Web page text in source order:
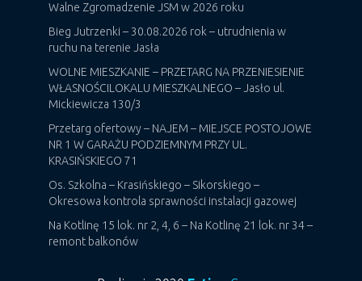
Walne Zgromadzenie JSM w 2026 roku
Bieg Jutrzenki – 30.08.2026 rok – utrudnienia w
ruchu na terenie Jasła
WOLNE MIESZKANIE – PRZETARG NA PRZENIESIENIE
WŁASNOŚCILOKALU MIESZKALNEGO – Jasło ul.
Mickiewicza 130/3
Przetarg ofertowy – NAJEM – MIEJSCE POSTOJOWE
NR 1 W GARAŻU PODZIEMNYM PRZY UL.
KRASIŃSKIEGO 71
Os. Szkolna – Krasińskiego – Sikorskiego –
Okresowa kontrola sprawności instalacji gazowej
Na Kotlinę 15 lok. nr 2, 4, 6 – Na Kotlinę 21 lok. nr 34 –
remont balkonów